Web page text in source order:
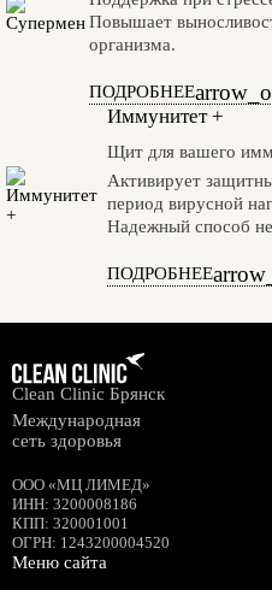
Повышает
организма.
ПОДРОБНЕЕ
Иммунитет +
Щит для вашего
Активирует
период вирусной
Надежный способ
ПОДРОБНЕЕ
Clean Clinic Брянск
Международная
сеть здоровья
ООО «МЦ ЛИМЕД»
ИНН: 3200008186
КПП: 320001001
ОГРН: 1243200004520
Меню сайта